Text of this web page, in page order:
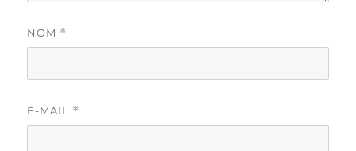
NOM *
E-MAIL *